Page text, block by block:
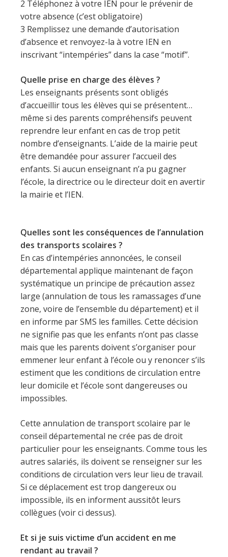
2 Téléphonez à votre IEN pour le prévenir de
votre absence (c’est obligatoire)
3 Remplissez une demande d’autorisation
d’absence et renvoyez-la à votre IEN en
inscrivant “intempéries” dans la case “motif”.
Quelle prise en charge des élèves ?
Les enseignants présents sont obligés
d’accueillir tous les élèves qui se présentent…
même si des parents compréhensifs peuvent
reprendre leur enfant en cas de trop petit
nombre d’enseignants. L’aide de la mairie peut
être demandée pour assurer l’accueil des
enfants. Si aucun enseignant n’a pu gagner
l’école, la directrice ou le directeur doit en avertir
la mairie et l’IEN.
Quelles sont les conséquences de l’annulation
des transports scolaires ?
En cas d’intempéries annoncées, le conseil
départemental applique maintenant de façon
systématique un principe de précaution assez
large (annulation de tous les ramassages d’une
zone, voire de l’ensemble du département) et il
en informe par SMS les familles. Cette décision
ne signifie pas que les enfants n’ont pas classe
mais que les parents doivent s’organiser pour
emmener leur enfant à l’école ou y renoncer s’ils
estiment que les conditions de circulation entre
leur domicile et l’école sont dangereuses ou
impossibles.
Cette annulation de transport scolaire par le
conseil départemental ne crée pas de droit
particulier pour les enseignants. Comme tous les
autres salariés, ils doivent se renseigner sur les
conditions de circulation vers leur lieu de travail.
Si ce déplacement est trop dangereux ou
impossible, ils en informent aussitôt leurs
collègues (voir ci dessus).
Et si je suis victime d’un accident en me
rendant au travail ?